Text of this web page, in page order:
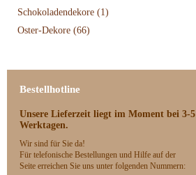
Schokoladendekore (1)
Oster-Dekore (66)
Bestellhotline
Unsere Lieferzeit liegt im Moment bei 3-5
Werktagen.
Wir sind für Sie da!
Für telefonische Bestellungen und Hilfe auf der
Seite erreichen Sie uns unter folgenden Nummern: